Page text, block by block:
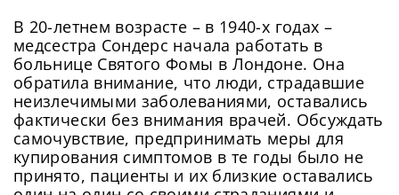
В 20-летнем возрасте – в 1940-х годах –
медсестра Сондерс начала работать в
больнице Святого Фомы в Лондоне. Она
обратила внимание, что люди, страдавшие
неизлечимыми заболеваниями, оставались
фактически без внимания врачей. Обсуждать
самочувствие, предпринимать меры для
купирования симптомов в те годы было не
принято, пациенты и их близкие оставались